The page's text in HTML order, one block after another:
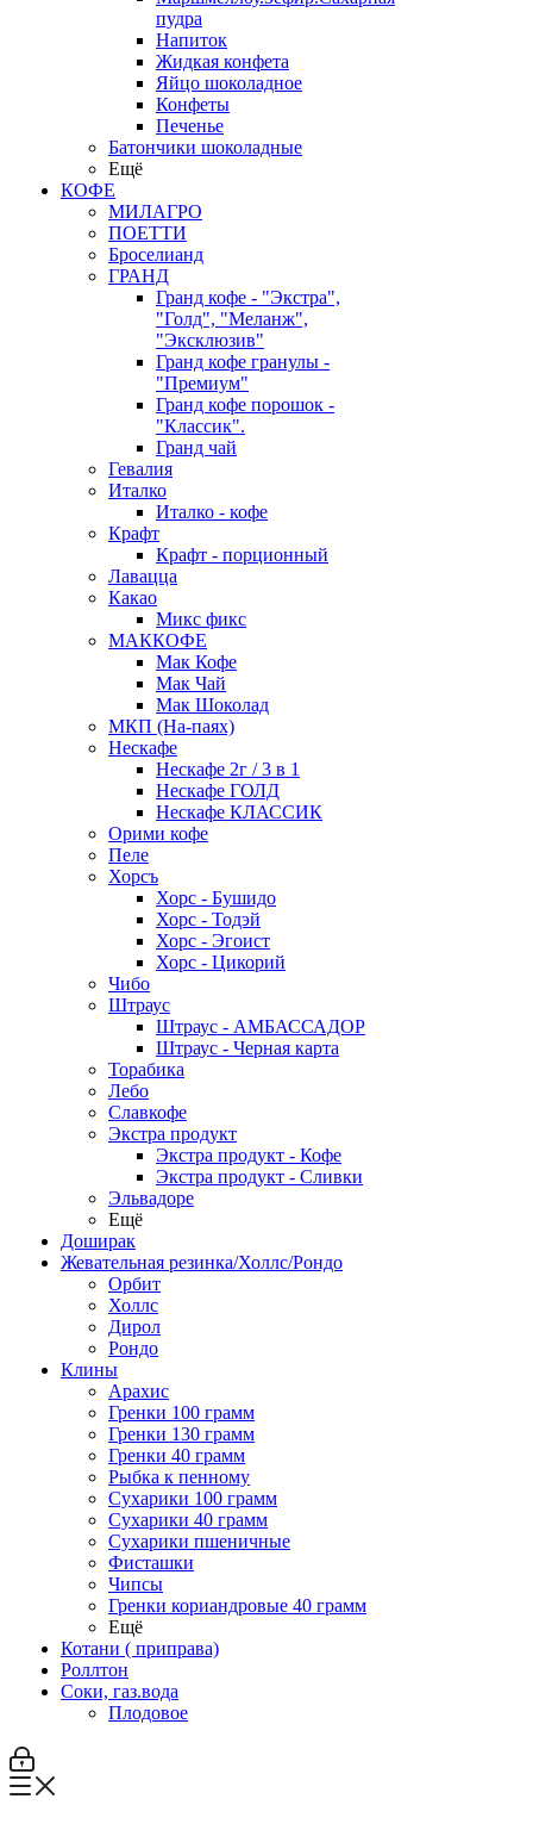
пудра
Напиток
Жидкая конфета
Яйцо шоколадное
Конфеты
Печенье
Батончики шоколадные
Ещё
КОФЕ
МИЛАГРО
ПОЕТТИ
Броселианд
ГРАНД
Гранд кофе - "Экстра",
"Голд", "Меланж",
"Эксклюзив"
Гранд кофе гранулы -
"Премиум"
Гранд кофе порошок -
"Классик".
Гранд чай
Гевалия
Италко
Италко - кофе
Крафт
Крафт - порционный
Лавацца
Какао
Микс фикс
МАККОФЕ
Мак Кофе
Мак Чай
Мак Шоколад
МКП (На-паях)
Нескафе
Нескафе 2г / 3 в 1
Нескафе ГОЛД
Нескафе КЛАССИК
Орими кофе
Пеле
Хорсъ
Хорс - Бушидо
Хорс - Тодэй
Хорс - Эгоист
Хорс - Цикорий
Чибо
Штраус
Штраус - АМБАССАДОР
Штраус - Черная карта
Торабика
Лебо
Славкофе
Экстра продукт
Экстра продукт - Кофе
Экстра продукт - Сливки
Эльвадоре
Ещё
Доширак
Жевательная резинка/Холлс/Рондо
Орбит
Холлс
Дирол
Рондо
Клины
Арахис
Гренки 100 грамм
Гренки 130 грамм
Гренки 40 грамм
Рыбка к пенному
Сухарики 100 грамм
Сухарики 40 грамм
Сухарики пшеничные
Фисташки
Чипсы
Гренки кориандровые 40 грамм
Ещё
Котани ( приправа)
Роллтон
Соки, газ.вода
Плодовое